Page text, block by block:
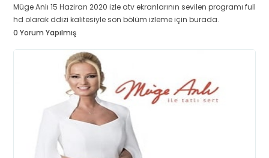
Müge Anlı 15 Haziran 2020 izle atv ekranlarının sevilen programı full
hd olarak ddizi kalitesiyle son bölüm izleme için burada.
0 Yorum Yapılmış